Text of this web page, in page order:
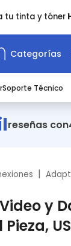
tu tinta y tóner
Categorías
Soporte Técnico
reseñas con
|
y
Pieza,